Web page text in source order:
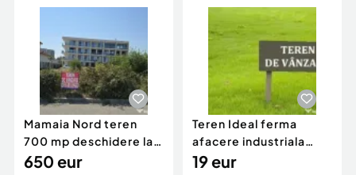
Mamaia Nord teren
700 mp deschidere la
D24 si D25
650 eur
Teren Ideal ferma
afacere industriala
deschidere 71 ml la
19 eur